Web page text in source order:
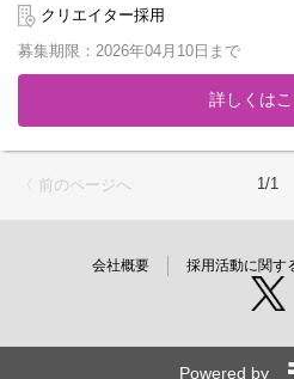
年に設立。累計1,600万DL突破のマ
イエンドアニメ制作スタジオ『
モノづくりを続けています。
2020年からはYouTubeアニメ事業
用や新規チャンネルの立ち上げに携
募集します。
テンツ制作をご担当いただきます。
視聴者の反応を分析し、トレンドを
ツ」をチームで作り上げることがミ
【担当業務】
・担当チャンネルのコンテンツ企画
クリエイター採用
募集期限：2026年04月10日まで
詳しくは
〈 前のページへ 1/1
会社概要 採用活動に関す
Powered by